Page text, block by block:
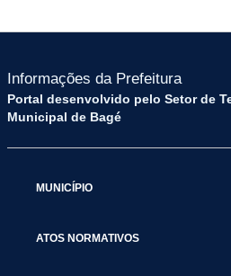
Informações da Prefeitura
Portal desenvolvido pelo Setor de
Municipal de Bagé
MUNICÍPIO
ATOS NORMATIVOS